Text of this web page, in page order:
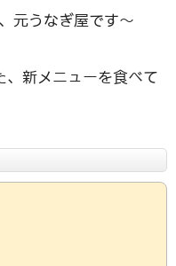
元うなぎ屋です〜
、新メニューを食べて